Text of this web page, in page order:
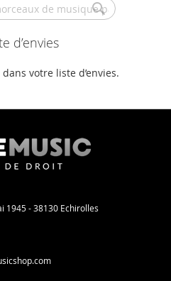
d’envies
votre liste d’envies.
1945 - 38130 Echirolles